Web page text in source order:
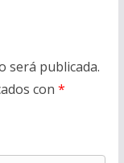
será publicada.
con *